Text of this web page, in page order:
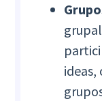
ideas,